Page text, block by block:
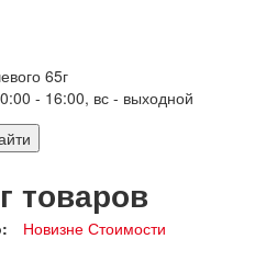
65г
- 16:00, вс - выходной
товаров
Новизне Стоимости